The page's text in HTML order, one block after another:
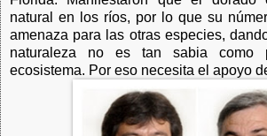
natural en los ríos, por lo que su
amenaza para las otras especies,
naturaleza no es tan sabia como
ecosistema. Por eso necesita el apoyo